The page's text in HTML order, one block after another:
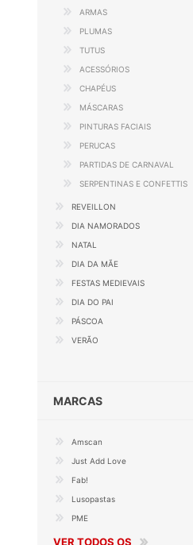
ARMAS
PLUMAS
TUTUS
ACESSÓRIOS
CHAPÉUS
MÁSCARAS
PINTURAS FACIAIS
PERUCAS
PARTIDAS DE CARNAVAL
SERPENTINAS E CONFETTIS
REVEILLON
DIA NAMORADOS
NATAL
DIA DA MÃE
FESTAS MEDIEVAIS
DIA DO PAI
PÁSCOA
VERÃO
MARCAS
Amscan
Just Add Love
Fab!
Lusopastas
PME
VER TODOS OS